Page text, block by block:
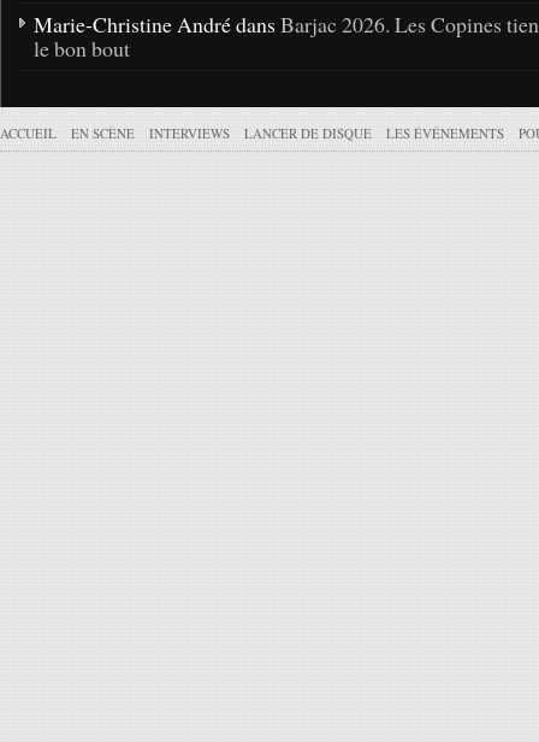
Marie-Christine André dans Barjac 2026. Les Copines
le bon bout
ACCUEIL EN SCÈNE INTERVIEWS LANCER DE DISQUE LES ÉVÉNEMENTS